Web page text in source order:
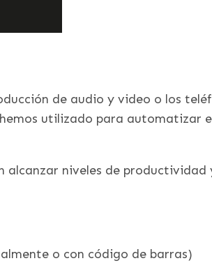
de audio y video o los
utilizado para automatizar
niveles de productividad
o con código de barras)